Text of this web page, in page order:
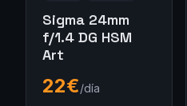
Sigma 24mm
f/1.4 DG HSM
Art
22€/día